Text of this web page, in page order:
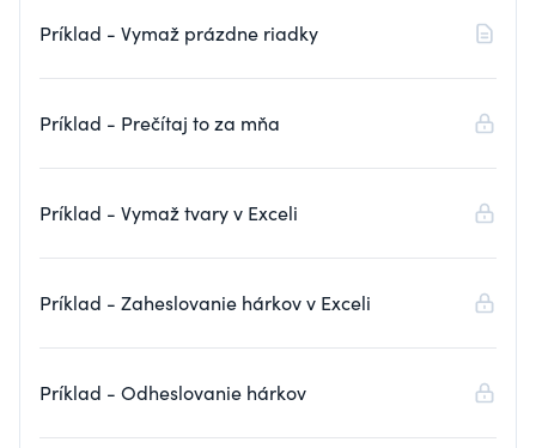
Príklad - Vymaž prázdne riadky
Príklad - Prečítaj to za mňa
Príklad - Vymaž tvary v Exceli
Príklad - Zaheslovanie hárkov v Exceli
Príklad - Odheslovanie hárkov